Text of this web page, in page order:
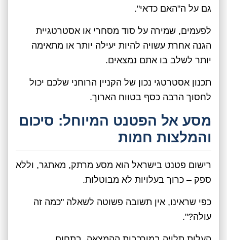
גם על ה"האם כדאי".
לפעמים, שמירה על סוד מסחרי או אסטרטגיית
הגנה אחרת עשויה להיות יעילה יותר או מתאימה
יותר לשלב בו אתם נמצאים.
תכנון אסטרטגי נכון של הקניין הרוחני שלכם יכול
לחסוך הרבה כסף בטווח הארוך.
מסע אל הפטנט המיוחל: סיכום
והמלצות חמות
רישום פטנט בישראל הוא מסע מרתק, מאתגר, וללא
ספק – כרוך בעלויות לא מבוטלות.
כפי שראינו, אין תשובה פשוטה לשאלה "כמה זה
עולה?".